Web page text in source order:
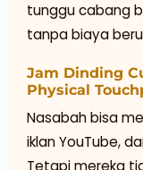
tunggu cabang
tanpa biaya
Jam Dinding
Physical
Nasabah bisa
iklan YouTube,
Tetapi mereka